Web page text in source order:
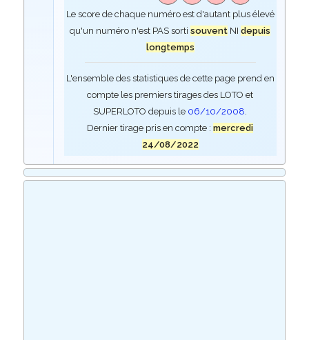
Le score de chaque numéro est d'autant plus élevé
qu'un numéro n'est PAS sortisouvent NIdepuis
longtemps
L'ensemble des statistiques de cette page prend en
compte les premiers tirages des LOTO et
SUPERLOTO depuis le 06/10/2008.
Dernier tirage pris en compte :mercredi
24/08/2022